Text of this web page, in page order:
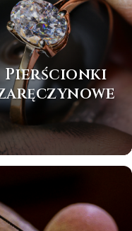
Pierścionki